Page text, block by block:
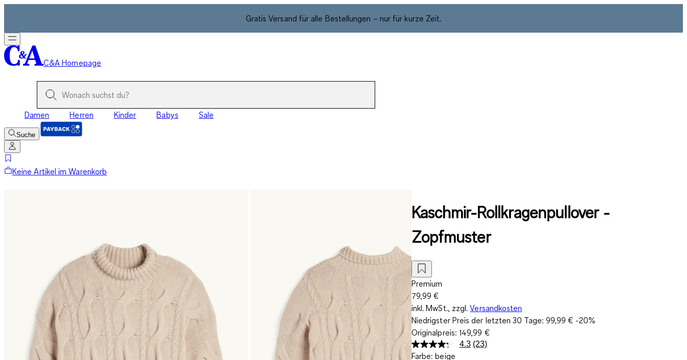
Gratis Versand für alle Bestellungen – nur für kurze Zeit.
C&A Homepage
Damen Herren Kinder Babys Sale
Suche
Keine Artikel im Warenkorb
Kaschmir-Rollkragenpullover -
Zopfmuster
Premium
79,99 €
inkl. MwSt., zzgl. Versandkosten
Niedrigster Preis der letzten 30 Tage: 99,99 € -20%
Originalpreis: 149,99 €
4.3 23
(23)
Farbe: beige